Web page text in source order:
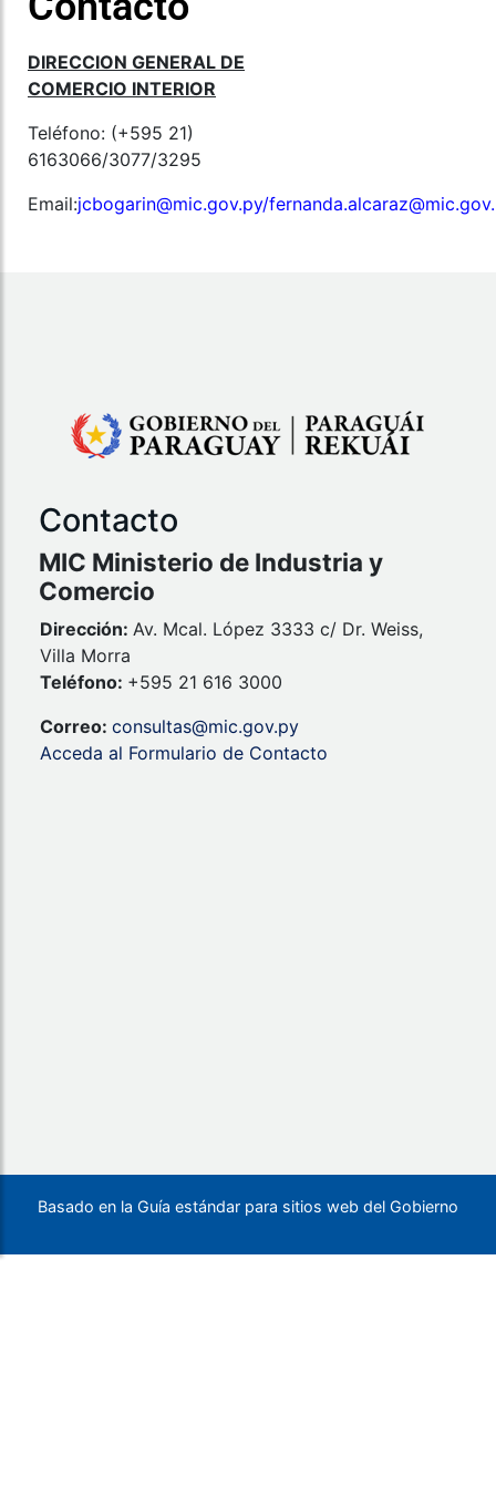
DIRECCION GENERAL DE
COMERCIO INTERIOR
Teléfono: (+595 21)
6163066/3077/3295
Email:jcbogarin@mic.gov.py/
Contacto
MIC Ministerio de Industria y
Comercio
Dirección: Av. Mcal. López 3333 c/ Dr. Weiss,
Villa Morra
Teléfono: +595 21 616 3000
Correo: consultas@mic.gov.py
Acceda al Formulario de Contacto
Basado en la Guía estándar para sitios web del Gobierno